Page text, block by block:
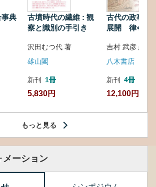
事典
古墳時代の繊維 : 観
察と識別の手引き
沢田むつ代 著
雄山閣
新刊 1冊
5,830円
古代の政事と
展開 律令・
吉村 武彦 編集
八木書店
新刊 4冊
12,100円
もっと見る
メーション